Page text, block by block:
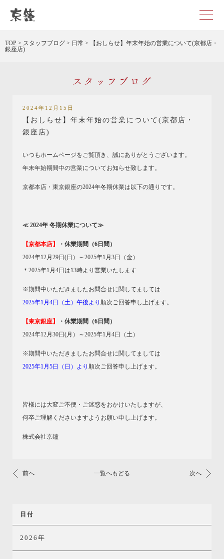
TOP > スタッフブログ > 日常 >
【おしらせ】年末年始の営業について(京都店・
銀座店)
スタッフブログ
2024年12月15日
【おしらせ】年末年始の営業について(京都店・
銀座店)
いつもホームページをご覧頂き、誠にありがとうございます。
年末年始期間中の営業についてお知らせ致します。
京都本店・東京銀座の2024年冬期休業は以下の通りです。
≪ 2024年 冬期休業について≫
【京都本店】
・休業期間（6日間）
2024年12月29日(日）～2025年1月3日（金）
＊2025年1月4日は13時より営業いたします
※期間中いただきましたお問合せに関してましては
2025年1月4日（土）午後より 順次ご回答申し上げます。
【東京銀座】
・休業期間（6日間）
2024年12月30日(月）～2025年1月4日（土）
※期間中いただきましたお問合せに関してましては
2025年1月5日（日）より 順次ご回答申し上げます。
皆様には大変ご不便・ご迷惑をおかけいたしますが、
何卒ご理解くださいますようお願い申し上げます。
株式会社京鐘
前へ 一覧へもどる 次へ
日付
2026年